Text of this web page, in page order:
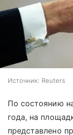
Источник: Reuters
По состоянию
года, на
представлено